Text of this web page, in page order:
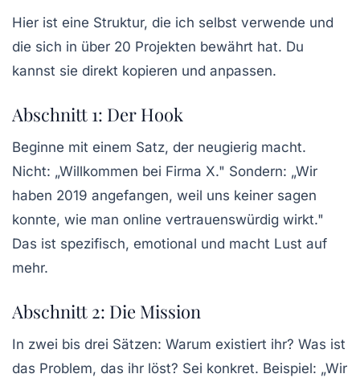
Hier ist eine Struktur, die ich selbst verwende und
die sich in über 20 Projekten bewährt hat. Du
kannst sie direkt kopieren und anpassen.
Abschnitt 1: Der Hook
Beginne mit einem Satz, der neugierig macht.
Nicht: „Willkommen bei Firma X." Sondern: „Wir
haben 2019 angefangen, weil uns keiner sagen
konnte, wie man online vertrauenswürdig wirkt."
Das ist spezifisch, emotional und macht Lust auf
mehr.
Abschnitt 2: Die Mission
In zwei bis drei Sätzen: Warum existiert ihr? Was ist
das Problem, das ihr löst? Sei konkret. Beispiel: „Wir